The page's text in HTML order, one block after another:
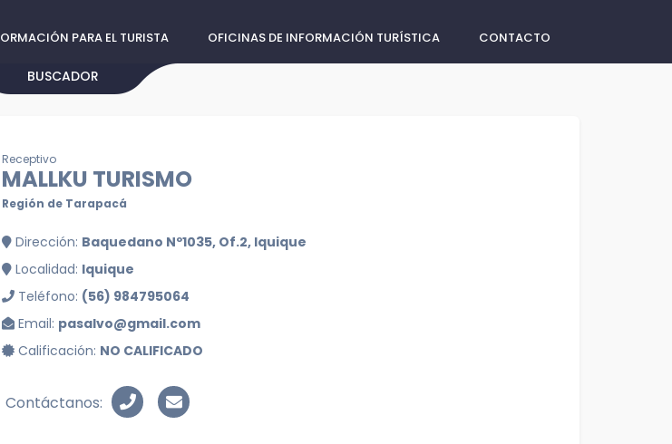
PARA EL TURISTA OFICINAS DE INFORMACIÓN TURÍSTICA CONTACTO
BUSCADOR
Receptivo
MALLKU TURISMO
Región de Tarapacá
Dirección: Baquedano Nº1035, Of.2, Iquique
Localidad: Iquique
Teléfono: (56) 984795064
Email: pasalvo@gmail.com
Calificación: NO CALIFICADO
Contáctanos: